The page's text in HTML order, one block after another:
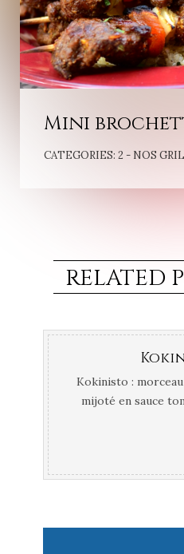
Mini
CATEGORIES: 2 - NOS
RELATED
Kokinisto :
mijoté en sauce